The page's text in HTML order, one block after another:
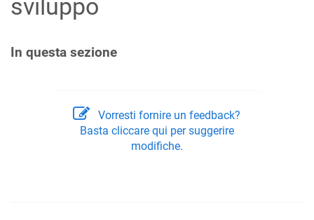
sviluppo
In questa sezione
Vorresti fornire un feedback?
Basta cliccare qui per suggerire
modifiche.